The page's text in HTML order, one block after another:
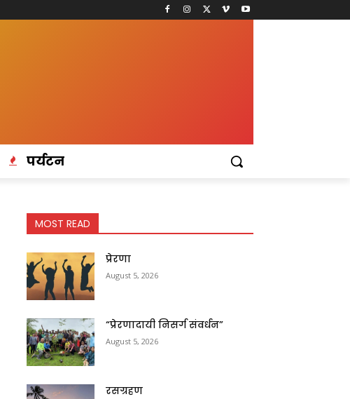
पर्यटन
MOST READ
प्रेरणा
August 5, 2026
“प्रेरणादायी निसर्ग संवर्धन”
August 5, 2026
रसग्रहण